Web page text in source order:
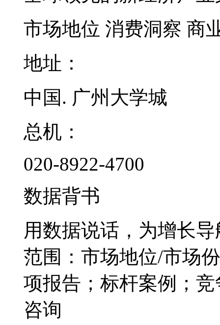
市场地位 消费洞察 商
地址：
中国. 广州大学城
总机：
020-8922-4700
数据背书
用数据说话，为增长导
范围：市场地位/市场
项报告；标杆案例；
咨询